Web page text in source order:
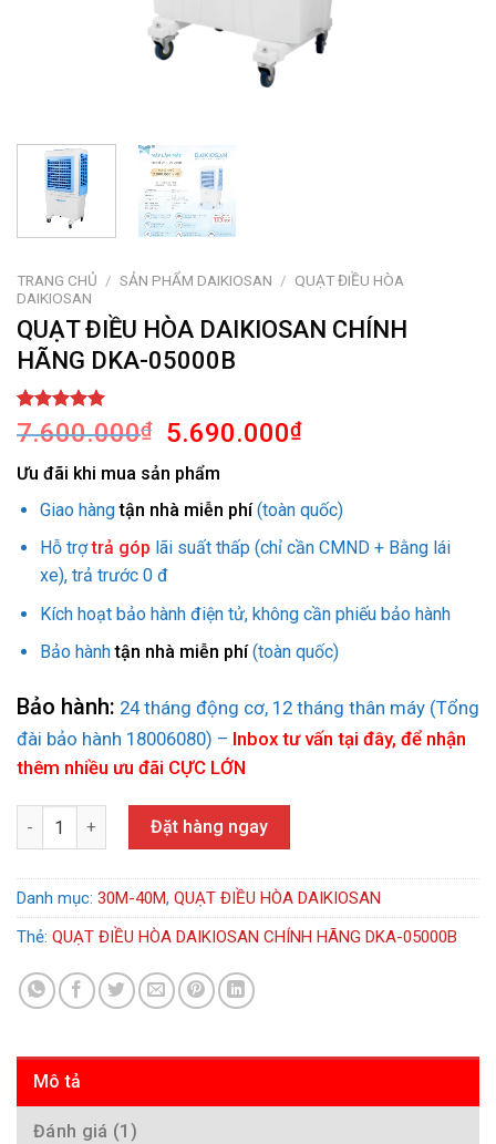
TRANG CHỦ / SẢN PHẨM DAIKIOSAN / QUẠT ĐIỀU HÒA
DAIKIOSAN
QUẠT ĐIỀU HÒA DAIKIOSAN CHÍNH
HÃNG DKA-05000B
5.00trên 5
dựa trên
1
7.600.000₫
Giá
gốc
là:
7.600.000₫.
5.690.000₫Giá
là:
5.690.000₫.
Ưu đãi khi mua sản phẩm
Giao hàngtận nhà miễn phí(toàn quốc)
Hỗ trợtrả góp lãi suất thấp (chỉ cần CMND + Bằng lái
xe), trả trước 0 đ
Kích hoạt bảo hành điện tử, không cần phiếu bảo hành
Bảo hànhtận nhà miễn phí(toàn quốc)
Bảo hành: 24 tháng động cơ, 12 tháng thân máy (Tổng
đài bảo hành 18006080) – Inbox tư vấn tại đây, để nhận
thêm nhiều ưu đãi CỰC LỚN
QUẠT ĐIỀU HÒA DAIKIOSAN CHÍNH HÃNG DKA-05000B số lượng
Đặt hàng ngay
Danh mục: 30M-40M, QUẠT ĐIỀU HÒA DAIKIOSAN
Thẻ: QUẠT ĐIỀU HÒA DAIKIOSAN CHÍNH HÃNG DKA-05000B
Mô tả
Đánh giá (1)